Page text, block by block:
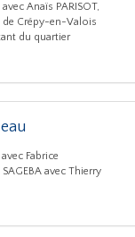
Anaïs PARISOT,
de Crépy-en-Valois
du quartier
Fabrice
avec Thierry
6 émissions sur la